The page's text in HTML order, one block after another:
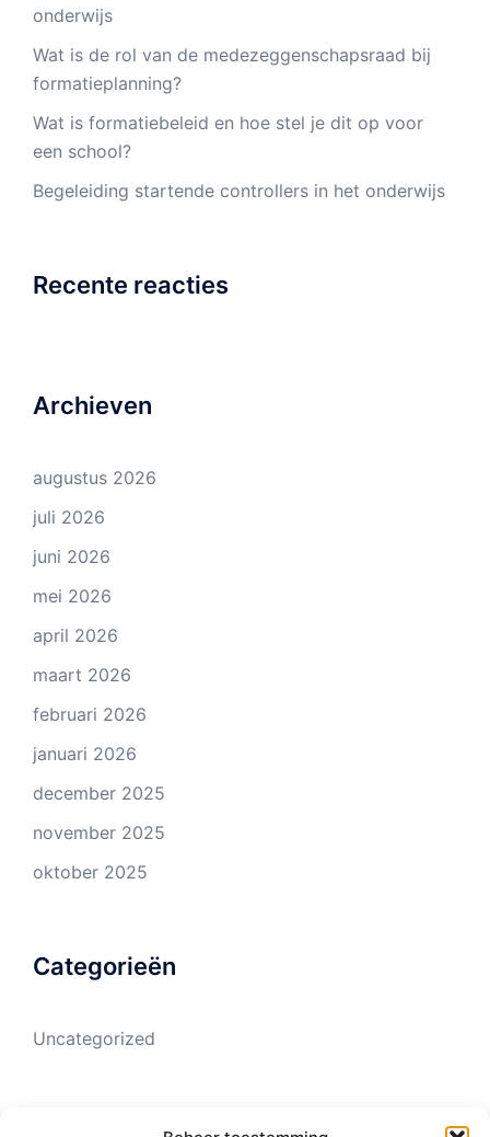
onderwijs
Wat is de rol van de medezeggenschapsraad bij
formatieplanning?
Wat is formatiebeleid en hoe stel je dit op voor
een school?
Begeleiding startende controllers in het onderwijs
Recente reacties
Archieven
augustus 2026
juli 2026
juni 2026
mei 2026
april 2026
maart 2026
februari 2026
januari 2026
december 2025
november 2025
oktober 2025
Categorieën
Uncategorized